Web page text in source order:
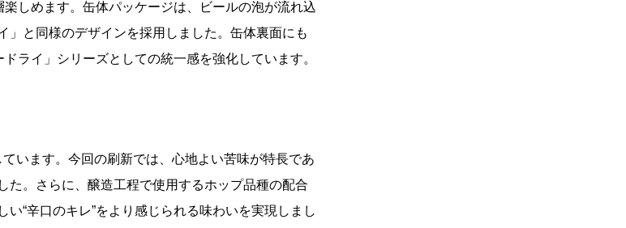
しめます。缶体パッケージは、ビールの泡が流れ込
と同様のデザインを採用しました。缶体裏面にも
ライ」シリーズとしての統一感を強化しています。
います。今回の刷新では、心地よい苦味が特長であ
た。さらに、醸造工程で使用するホップ品種の配合
“辛口のキレ”をより感じられる味わいを実現しまし